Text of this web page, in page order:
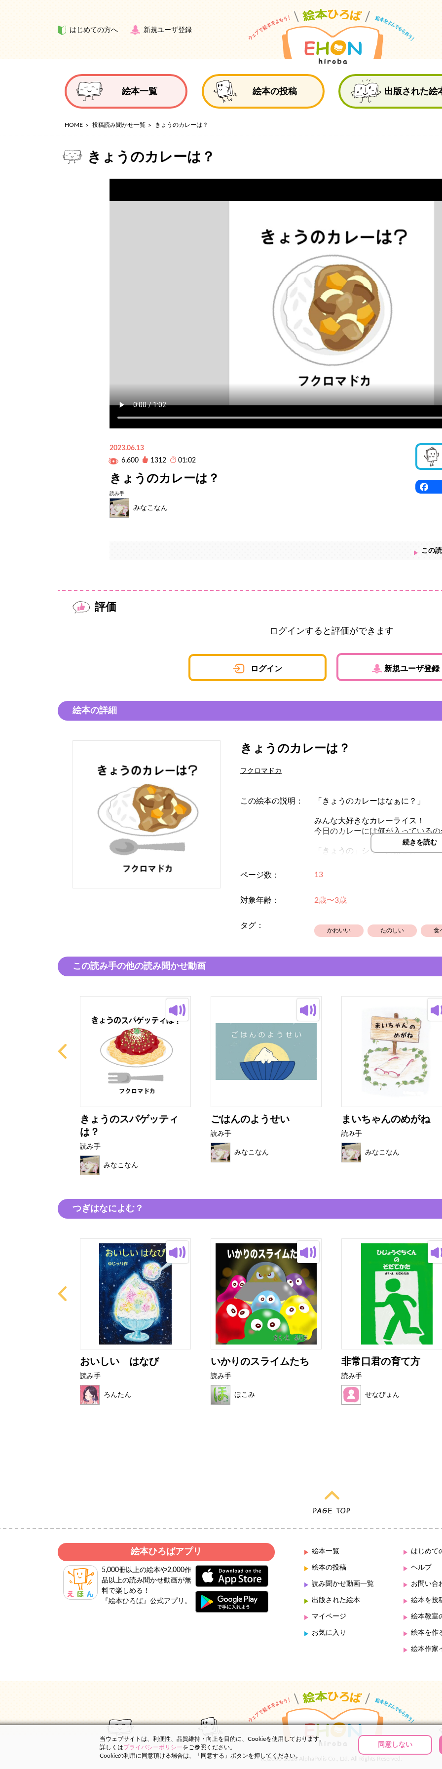
はじめての方へ 新規ユーザ登録
絵本一覧 絵本の投稿 出版された絵
HOME 投稿読み聞かせ一覧 きょうのカレーは？
きょうのカレーは？
2023.06.13
6,600
1312 01:02
きょうのカレーは？
読み手
みなこなん
この
評価
ログインすると評価ができます
ログイン 新規ユーザ登録
絵本の詳細
きょうのカレーは？
フクロマドカ
この絵本の説明： 「きょうのカレーはなぁに？」
みんな大好きなカレーライス！
今日のカレーには何が入っている
「きょうの」シリーズ第１弾
続きを読む
ページ数： 13
対象年齢： 2歳〜3歳
タグ：
かわいい たのしい 食
この読み手の他の読み聞かせ動画
きょうのスパゲッティ
は？
読み手
みなこなん
ごはんのようせい
読み手
みなこなん
まいちゃんのめがね
読み手
みなこなん
つぎはなによむ？
おいしい はなび
読み手
ろんたん
いかりのスライムたち
読み手
ほこみ
非常口君の育て方
読み手
せなぴょん
絵本ひろばアプリ
5,000冊以上の絵本や2,000作
品以上の読み聞かせ動画が無
料で楽しめる！
『絵本ひろば』公式アプリ。
絵本一覧
絵本の投稿
読み聞かせ動画一覧
出版された絵本
マイページ
お気に入り
はじめて
ヘルプ
お問い合
絵本を投
絵本教室
絵本を作
絵本作家
(C)2000-2026 AlphaPolis Co., Ltd. All Rights Reserved.
当ウェブサイトは、利便性、品質維持・向上を目的に、Cookieを使用しております。
詳しくはプライバシーポリシーをご参照ください。
Cookieの利用に同意頂ける場合は、「同意する」ボタンを押してください。
同意しない